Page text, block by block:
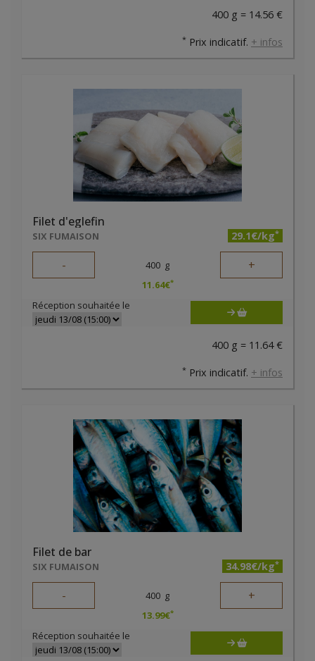
400 g = 14.56 €
* Prix indicatif. + infos
Filet d'eglefin
SIX FUMAISON 29.1€/kg*
- 400 g +
11.64€*
Réception souhaitée le
400 g = 11.64 €
* Prix indicatif. + infos
Filet de bar
SIX FUMAISON 34.98€/kg*
- 400 g +
13.99€*
Réception souhaitée le